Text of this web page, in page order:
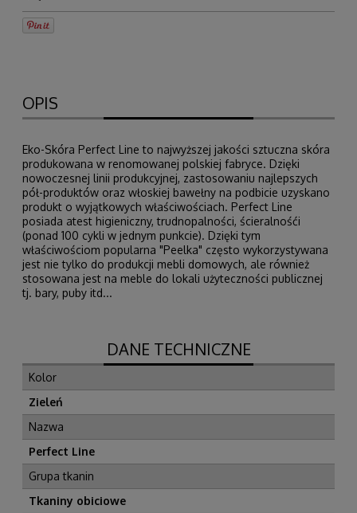
OPIS
Eko-Skóra Perfect Line to najwyższej jakości sztuczna skóra
produkowana w renomowanej polskiej fabryce. Dzięki
nowoczesnej linii produkcyjnej, zastosowaniu najlepszych
pół-produktów oraz włoskiej bawełny na podbicie uzyskano
produkt o wyjątkowych właściwościach. Perfect Line
posiada atest higieniczny, trudnopalności, ścieralnośći
(ponad 100 cykli w jednym punkcie). Dzięki tym
właściwościom popularna "Peelka" często wykorzystywana
jest nie tylko do produkcji mebli domowych, ale również
stosowana jest na meble do lokali użyteczności publicznej
tj. bary, puby itd...
DANE TECHNICZNE
Kolor
Zieleń
Nazwa
Perfect Line
Grupa tkanin
Tkaniny obiciowe